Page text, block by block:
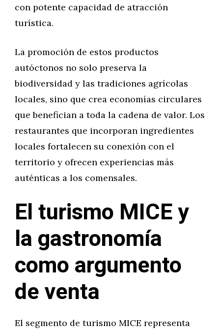
con potente capacidad de atracción
turística.
La promoción de estos productos
autóctonos no solo preserva la
biodiversidad y las tradiciones agrícolas
locales, sino que crea economías circulares
que benefician a toda la cadena de valor. Los
restaurantes que incorporan ingredientes
locales fortalecen su conexión con el
territorio y ofrecen experiencias más
auténticas a los comensales.
El turismo MICE y
la gastronomía
como argumento
de venta
El segmento de turismo MICE representa